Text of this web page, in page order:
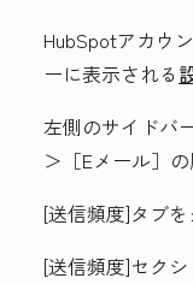
HubSpotアカウ
ーに表示される
左側のサイドバ
＞［Eメール］
[送信頻度]タブを
[送信頻度]セク